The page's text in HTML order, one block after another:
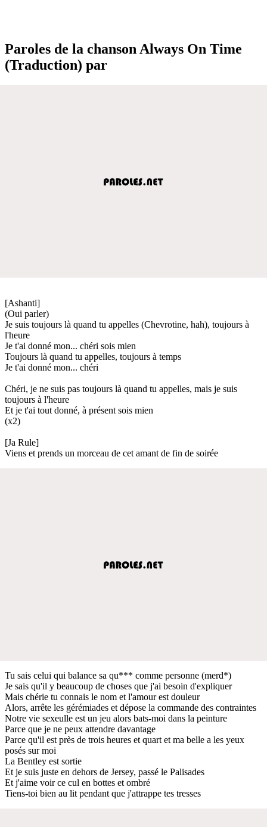
Paroles de la chanson Always On Time
(Traduction) par
[Ashanti]
(Oui parler)
Je suis toujours là quand tu appelles (Chevrotine, hah), toujours à
l'heure
Je t'ai donné mon... chéri sois mien
Toujours là quand tu appelles, toujours à temps
Je t'ai donné mon... chéri
Chéri, je ne suis pas toujours là quand tu appelles, mais je suis
toujours à l'heure
Et je t'ai tout donné, à présent sois mien
(x2)
[Ja Rule]
Viens et prends un morceau de cet amant de fin de soirée
Tu sais celui qui balance sa qu*** comme personne (merd*)
Je sais qu'il y beaucoup de choses que j'ai besoin d'expliquer
Mais chérie tu connais le nom et l'amour est douleur
Alors, arrête les gérémiades et dépose la commande des contraintes
Notre vie sexeulle est un jeu alors bats-moi dans la peinture
Parce que je ne peux attendre davantage
Parce qu'il est près de trois heures et quart et ma belle a les yeux
posés sur moi
La Bentley est sortie
Et je suis juste en dehors de Jersey, passé le Palisades
Et j'aime voir ce cul en bottes et ombré
Tiens-toi bien au lit pendant que j'attrappe tes tresses